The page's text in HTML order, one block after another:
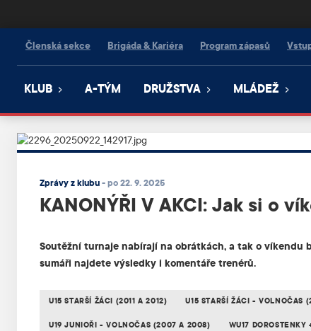
Členská sekce Brigáda & Kariéra Program zápasů
KLUB A-TÝM DRUŽSTVA MLÁDEŽ
Zprávy z klubu - po 22. 9. 2025
KANONÝŘI V AKCI: Jak si o
Soutěžní turnaje nabírají na obrátkách, a tak o víkendu
sumáři najdete výsledky i komentáře trenérů.
U15 STARŠÍ ŽÁCI (2011 A 2012) U15 STARŠÍ ŽÁCI - VOLNOČAS
U19 JUNIOŘI - VOLNOČAS (2007 A 2008) WU17